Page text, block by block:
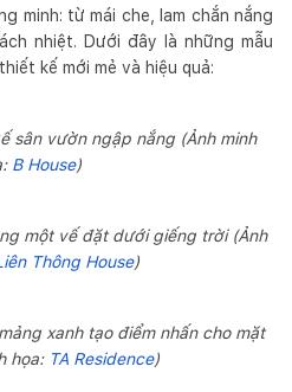
minh: từ mái che, lam chắn nắng
nhiệt. Dưới đây là những mẫu
kế mới mẻ và hiệu quả:
sân vườn ngập nắng (Ảnh minh
B House)
một vế đặt dưới giếng trời (Ảnh
Thông House)
xanh tạo điểm nhấn cho mặt
họa: TA Residence)